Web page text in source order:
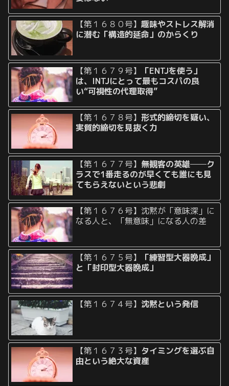
【第１６８０号】趣味やストレス解消
に潜む「構造的延命」のからくり
【第１６７９号】
「ENTJを使う」
は、INTJにとって最もコスパの良
い“可視性の代理取得”
【第１６７８号】形式的締切を疑い、
実質的締切を見抜く力
【第１６７７号】 無観客の英雄──ク
ラスで1番走るのが早くても誰にも見
てもらえないという悲劇
【第１６７６号】沈黙が「意味深」に
なる人と、「無意味」になる人の差
【第１６７５号】
「練習型大器晩成」
と「封印型大器晩成」
【第１６７４号】 沈黙という発信
【第１６７３号】 タイミングを選ぶ自
由という絶大な資産